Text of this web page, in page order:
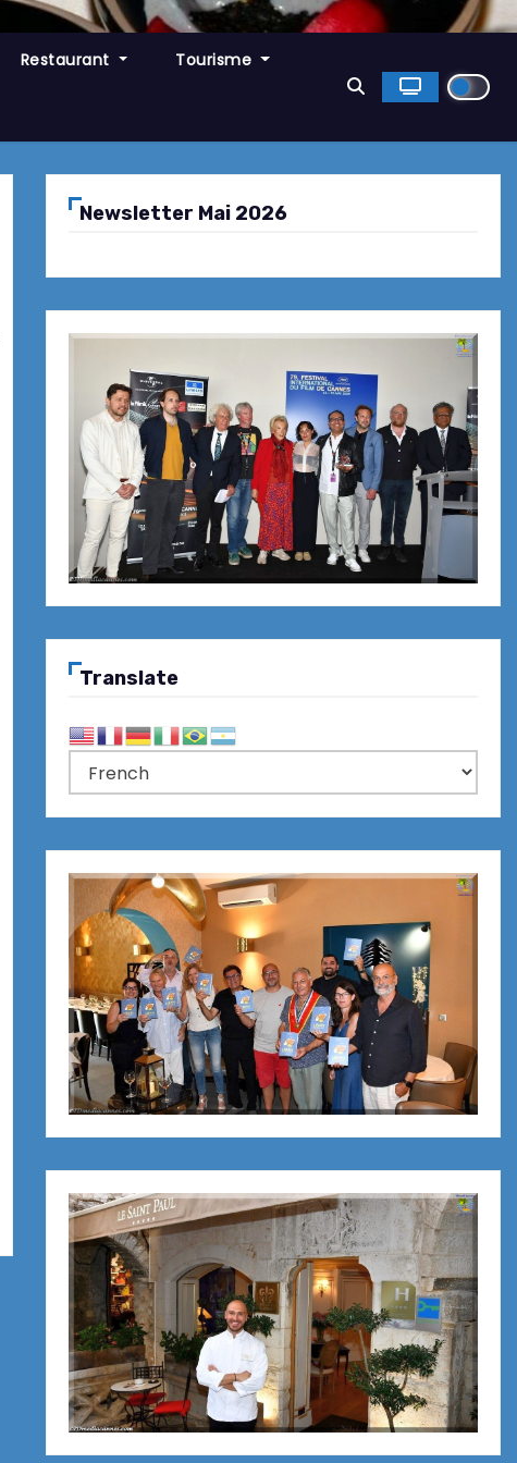
Restaurant Tourisme
Newsletter Mai 2026
Translate